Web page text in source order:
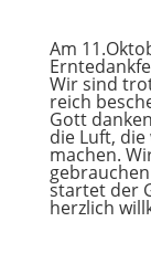
Am
Wir sind
reich
Gott
die Luft,
machen.
startet der
herzlich